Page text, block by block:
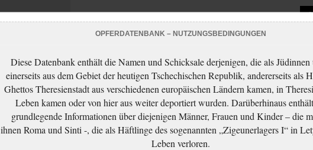
Geboren 30. 08. 1929.
Ermordet.
OPFERDATENBANK – NUTZUNGSBEDINGUNGEN
Diese Datenbank enthält die Namen und Schicksale derjenigen, die als Jüdinnen
einerseits aus dem Gebiet der heutigen Tschechischen Republik, andererseits als
Ghettos Theresienstadt aus verschiedenen europäischen Ländern kamen, in
Leben kamen oder von hier aus weiter deportiert wurden. Darüberhinaus
grundlegende Informationen über diejenigen Männer, Frauen und Kinder – die
ihnen Roma und Sinti -, die als Häftlinge des sogenannten „Zigeunerlagers I“ in
Leben verloren.